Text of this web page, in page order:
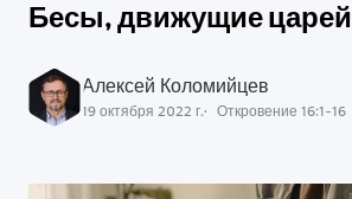
Бесы, движущие царей
Алексей Коломийцев
19 октября 2022 г. Откровение 16:1-16